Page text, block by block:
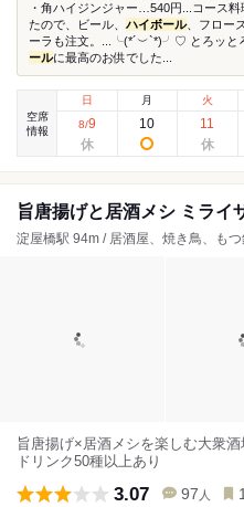
・角ハイジンジャー…540円...コース
たので、ビール、 ハイボール、フロー
ーラも注文。...╰(*´︶`*)╯♡ とろッと
ールに最高のお供でした...
空席
情報
日
8/9
月
10
火
11
旨唐揚げと居酒メシ ミライ
淀屋橋駅 94m / 居酒屋、焼き鳥、も
旨唐揚げ×居酒メシを楽しむ大衆
ドリンク50種以上あり
3.07 97 人